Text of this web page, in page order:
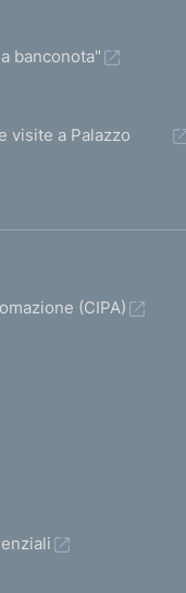
banconota"
visite a Palazzo
(CIPA)